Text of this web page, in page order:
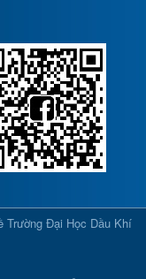
Trường Đại Học Dầu Khí